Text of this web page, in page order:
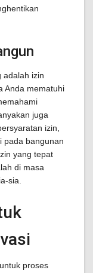
adalah izin
Anda mematuhi
juga
izin,
pada bangunan
yang tepat
di masa
sia.
untuk proses